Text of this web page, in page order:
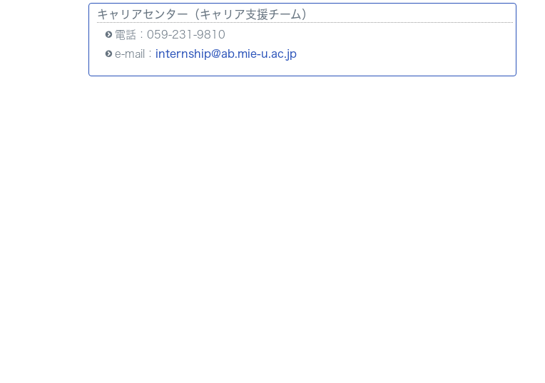
キャリアセンター（キャリア支援チーム）
電話：059-231-9810
e-mail： internship@ab.mie-u.ac.jp